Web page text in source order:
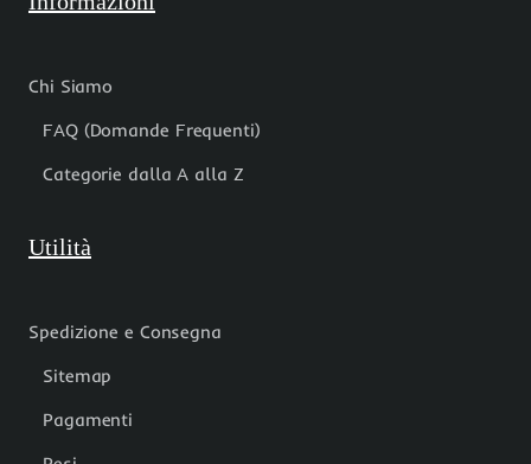
Chi Siamo
FAQ (Domande Frequenti)
Categorie dalla A alla Z
Utilità
Spedizione e Consegna
Sitemap
Pagamenti